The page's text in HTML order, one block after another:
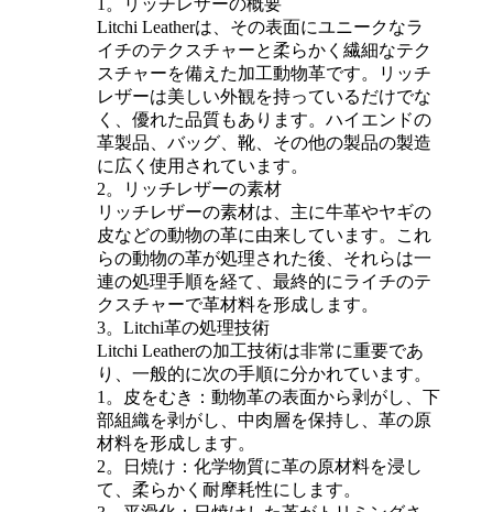
1。リッチレザーの概要
Litchi Leatherは、その表面にユニークなラ
イチのテクスチャーと柔らかく繊細なテク
スチャーを備えた加工動物革です。リッチ
レザーは美しい外観を持っているだけでな
く、優れた品質もあります。ハイエンドの
革製品、バッグ、靴、その他の製品の製造
に広く使用されています。
2。リッチレザーの素材
リッチレザーの素材は、主に牛革やヤギの
皮などの動物の革に由来しています。これ
らの動物の革が処理された後、それらは一
連の処理手順を経て、最終的にライチのテ
クスチャーで革材料を形成します。
3。Litchi革の処理技術
Litchi Leatherの加工技術は非常に重要であ
り、一般的に次の手順に分かれています。
1。皮をむき：動物革の表面から剥がし、下
部組織を剥がし、中肉層を保持し、革の原
材料を形成します。
2。日焼け：化学物質に革の原材料を浸し
て、柔らかく耐摩耗性にします。